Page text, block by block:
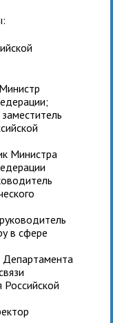
Министра
в сфере
Департамента